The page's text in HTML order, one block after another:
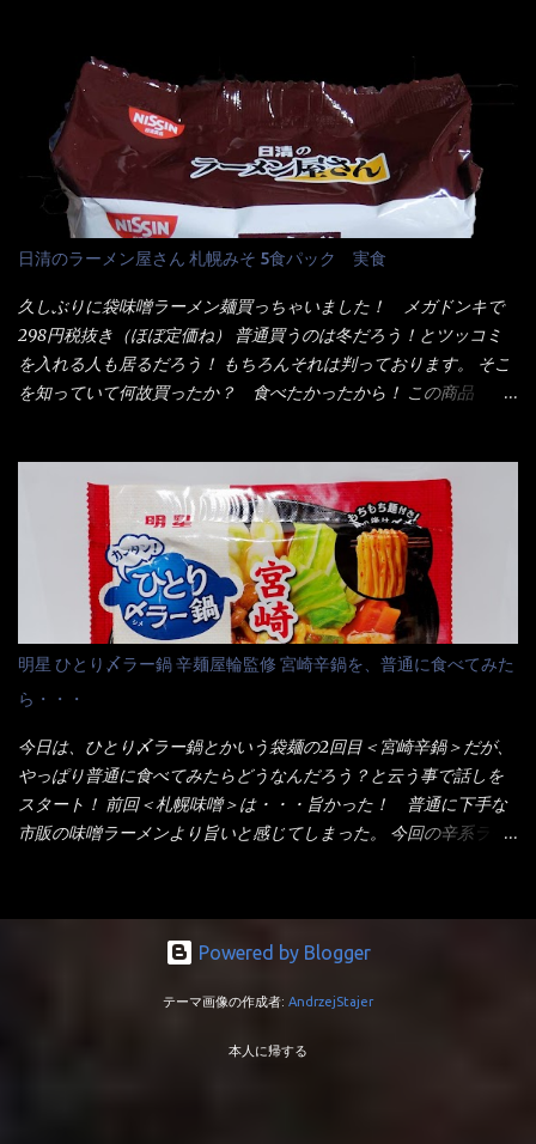
油脂、植物性たん白、食塩、とろろ芋、卵白)、かやく(小えびてん
ぷら)、添付調味料(砂糖、食塩、しょうゆ、魚介エキス、たん白加
水分解物、ねぎ、香辛料、 植物油 、香味油脂)／加工でん粉、調味
料(アミノ酸等)、炭酸カルシウム、カラメル色素、リン酸塩
(Na)、増粘多糖類、レシチン、酸化防止剤(ビタミンE)、クチナシ
色素、香料、ベニコウジ色素、ビタミンB2、ビタミンB1、香辛料
抽出物、(一部にえび・小麦・そば・卵・ さば ・大豆・豚肉・やま
いも・ゼラチンを含む) 材料から見れば、緑のたぬきの方が蒲鉾が
入っている！ あの半円形のヤツね！ それとカロチン色素・・・
さば！？ さばって鯖か？？ サバ読んでないか？？ ■カロリー
比較 緑のたぬき ...
いつきました。 見た目は、炎のシルエットが辛さを醸し出してい
る・・・ でもパッケージに惑わされてはいけない！！ 私はペ
ヤングの【獄激辛焼きそば】を完食した漢だ。 その後の獄激辛カ
レーもな！ 今回、カップヌードル激辛味噌はカップに敢えて辛
さレベルが記載されている。 それはレベル5！ 日清としては最上
位の辛さと云っている訳だ。 昨年モデルも食べてはいるけど、1年
も経つと記憶の彼方に・・・いや歳だから記憶力が、どうのこう
のではない。 記憶に残るだけのインパクトに欠けている商品と
云う事（当時） 開封すると・・・ 小袋なんてありゃしない！ カ
ップヌードルは基本蓋開けて、熱湯を注ぐだけで出来る！それが
デビュー時からの最大のポイント。 だから粉末スープの具も全
部カップの中でカオス状態。 これ特に縦型Bigカップだと、スー
りました～ 熱湯によりカップ内に対流が起こり、表層が泡立っ
ている～ 隣に用意したのが、ホワイトカップ丼型です。 こちら
へ内容物を全て移すのと同時に、スープも満遍なく全体に行き渡
させる。 箸で麺から移動させ、具とスープは最後に移すとこうな
りました。 良い感じではないか！ やはり一部粉末スープが縦型
カップの壁面に残っていたので、ぜーんぶ箸等で落としてホワイ
トカップへ。 まずは麺を見ると、カップヌードルとしては太く平
打ちで縮れてます。 ■蒙古タンメン中本の麺 蒙古タンメンの方
は、やはり太く平打ちですが麺の厚みがあるような・・・ 食感
は、どちらも柔らかいと感じは同じ。 湯に戻りやすい特性が強
いのね。 箸で持ち上げた状態は・・・ ■カップヌードル激辛味噌 ■
蒙古タンメン中本カップ どちらも箸で持ち上げた感じは、重
い！ そう湯を吸って伸びたような麺と云っていいかもしれな
い。 多分麺は、厚みとストレートか...
日清のラーメン屋さん 札幌みそ 5食パック 実食
久しぶりに袋味噌ラーメン麺買っちゃいました！ メガドンキで
298円税抜き（ほぼ定価ね） 普通買うのは冬だろう！とツッコミ
を入れる人も居るだろう！ もちろんそれは判っております。 そこ
を知っていて何故買ったか？ 食べたかったから！ この商品
てみないといけないじゃん！（知るのが遅い） リニューアル前の
は食べた事あるのよ！でもここ数年は、カップ麺の方が話題性も
品揃えも上じゃん！ だって話題性の無いのを食べても・・・しょ
うが無いじゃん！ 日本で話題性が無いのに、外国の人には尚更ね
ぇ～ 袋麺と云えば【サッポロ一番】と云われる程だが、10年位前
に革新的な袋麺が出た！ それは『マルちゃん正麺』と云われる商
品！！ 生麺感覚～と大御所俳優の役所広司を起用したCMで一躍
有名になりTOPに・・・その後ライバルとして日清から【ラ王】
がリリース！つまり今回の【日清のラーメン屋さん】は、袋麺と
しては廉価版のポジション・・・ 事実ラ王は、HPでは別扱い！
本品なんか出前一丁などと一緒くたの扱い。 袋麺はスープは粉末
スープが主流でしょう！？だから味は・・・イマイチ（小生感
覚）と云うのが評価です。 正直現在のインスタント麺では、最先
ヨ～ でも熊が＼買ってね！／と泣いているから・・・買いまし
た。 それじゃ～食べましょうか！ トッピングは生憎とモヤシの
在庫が無いため・・・キャベツだ！鍋に湯を沸かしキャベツをボ
私の記憶が確かなら・・・（料理お鉄人MC風に）以前の麺は白ぽ
明星 ひとり〆ラー鍋 辛麺屋輪監修 宮崎辛鍋を、普通に食べてみた
ら・・・
今日は、ひとり〆ラー鍋とかいう袋麺の2回目＜宮崎辛鍋＞だが、
やっぱり普通に食べてみたらどうなんだろう？と云う事で話しを
スタート！ 前回＜札幌味噌＞は・・・旨かった！ 普通に下手な
市販の味噌ラーメンより旨いと感じてしまった。 今回の辛系ラー
おひとり用鍋の素です。辛麺屋輪をイメージした唐辛子の辛みと
旨みが染み出たスープに鍋によく合う麺が付いて〆まで楽しめま
が溶け出たスープと、麺にからむ粗い唐辛子がくせになる味わ
脂、大豆食物繊維）、スープ（食塩、豚･鶏エキス（小麦・大豆・
Powered by Blogger
テーマ画像の作成者: AndrzejStajer
本人に帰する